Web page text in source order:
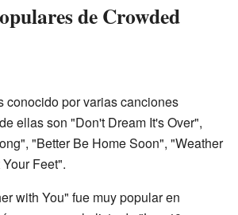
de Crowded
conocido por varias canciones
ellas son "Don't Dream It's Over",
"Better Be Home Soon", "Weather
Feet".
with You" fue muy popular en